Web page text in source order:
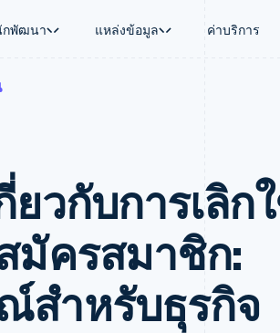
พัฒนา แหล่งข้อมูล ค่าบริการ
ใช้งาน
บิล
นตามรอบ
ผนล่วง
งาน
อัตโนมัติด้านการเงิน
ก
งินในแอป
เงิน
ม
การบ
ประกั
องค์กร
บริการ
ธุรกิจค้
จัดการการชำระเงินตามรอบบิล
เสนอการเรียกเก็บเงินตามการใช้งาน
ออกบัตรที่มีสเตเบิลคอยน์รองรับอยู่
จัดเตรียมและจัดการบริการด้วยเอเจนต์
น
ห้องข่าว
Stripe
วกับการเลิก
มัครสมาชิก:
สําหรับธุรกิจ